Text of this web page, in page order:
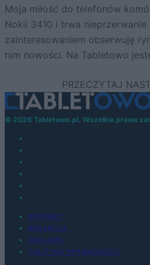
Moja miłość do telefonów
Nokii 3410 i trwa
zainteresowaniem obserwuję
nim nowości. Na Tabletowo
© 2026 Tabletowo.pl. Wszelkie prawa
KONTAKT
REDAKCJA
REKLAMA
POLITYKA PRYWATNOŚCI